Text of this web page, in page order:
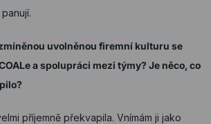
uvolněnou firemní kulturu se
a spolupráci mezi týmy? Je něco, co
příjemně překvapila. Vnímám ji jako